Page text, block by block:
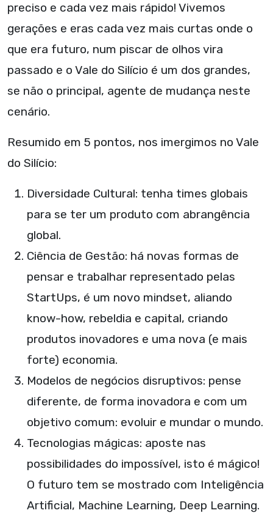
preciso e cada vez mais rápido! Vivemos
gerações e eras cada vez mais curtas onde o
que era futuro, num piscar de olhos vira
passado e o Vale do Silício é um dos grandes,
se não o principal, agente de mudança neste
cenário.
Resumido em 5 pontos, nos imergimos no Vale
do Silício:
Diversidade Cultural: tenha times globais
para se ter um produto com abrangência
global.
Ciência de Gestão: há novas formas de
pensar e trabalhar representado pelas
StartUps, é um novo mindset, aliando
know-how, rebeldia e capital, criando
produtos inovadores e uma nova (e mais
forte) economia.
Modelos de negócios disruptivos: pense
diferente, de forma inovadora e com um
objetivo comum: evoluir e mundar o mundo.
Tecnologias mágicas: aposte nas
possibilidades do impossível, isto é mágico!
O futuro tem se mostrado com Inteligência
Artificial, Machine Learning, Deep Learning.